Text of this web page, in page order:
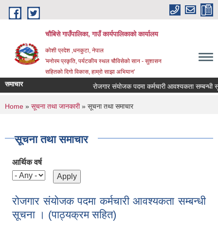
Skip to main content
चौबिसे गाउँपालिका, गाउँ कार्यपालिकाको कार्यालय
कोशी प्रदेश ,धनकुटा, नेपाल
'मनोरम प्रकृति, पर्यटकीय स्थल चौविसेको सान - सुशासन
सहितको दिगो विकास, हाम्रो साझा अभियान'
समाचार रोजगार संयोजक पदमा कर्मचारी आवश्यकता सम्बन्धी
You are here
Home » सूचना तथा जानकारी» सूचना तथा समाचार
सूचना तथा समाचार
आर्थिक वर्ष
रोजगार संयोजक पदमा कर्मचारी आवश्यकता सम्बन्धी
सूचना । (पाठ्यक्रम सहित)